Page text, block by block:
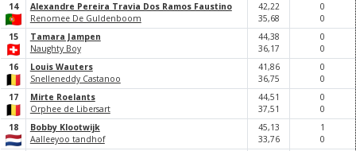
14
Alexandre Pereira Travia Dos Ramos Faustino
Renomee De Guldenboom
42,22
35,68
0
0
15
Tamara Jampen
Naughty Boy
44,38
36,17
0
0
16
Louis Wauters
Snelleneddy Castanoo
41,86
36,75
0
0
17
Mirte Roelants
Orphee de Libersart
44,51
37,51
0
0
18
Bobby Klootwijk
Aalleeyoo tandhof
45,13
33,76
1
0